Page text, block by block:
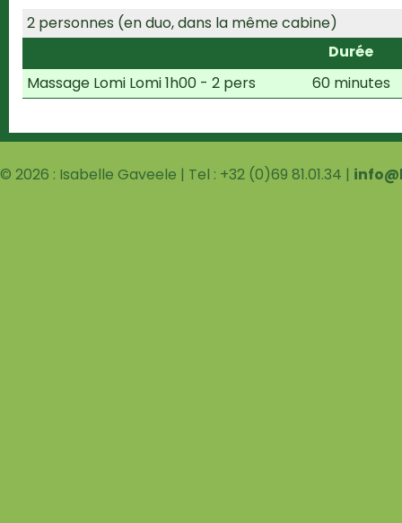
2 personnes (en duo, dans la même cabine)
Durée
Massage Lomi Lomi 1h00 - 2 pers
60 minutes
© 2026 : Isabelle Gaveele | Tel : +32 (0)69 81.01.34 |